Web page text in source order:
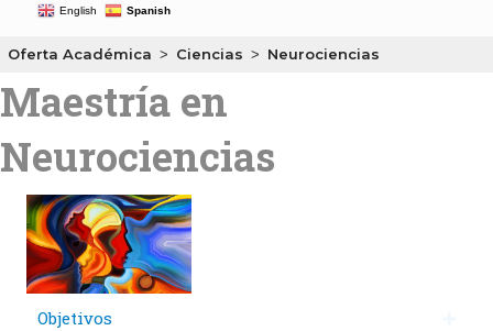
English Spanish
Oferta Académica > Ciencias > Neurociencias
Maestría en
Neurociencias
Objetivos